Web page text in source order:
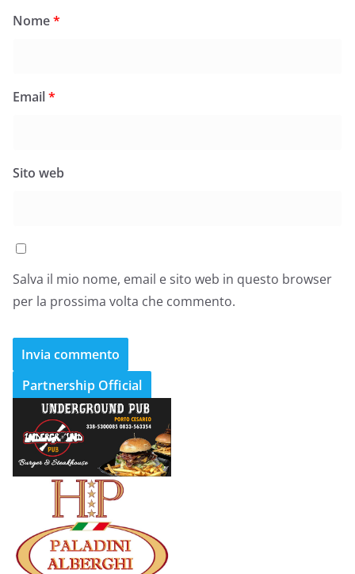
Nome*
Email*
Sito web
Salva il mio nome, email e sito web in questo browser
per la prossima volta che commento.
Partnership Official